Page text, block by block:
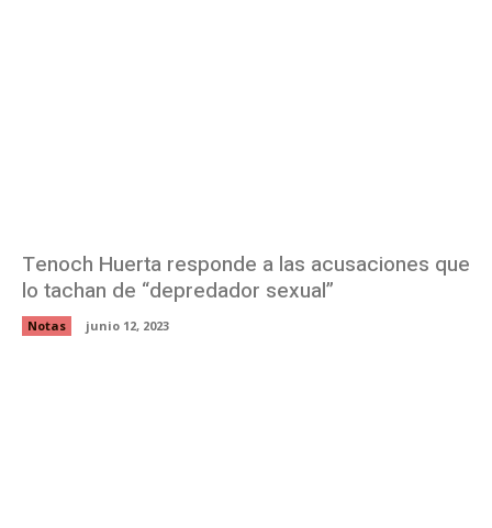
Tenoch Huerta responde a las acusaciones que
lo tachan de “depredador sexual”
Notas junio 12, 2023